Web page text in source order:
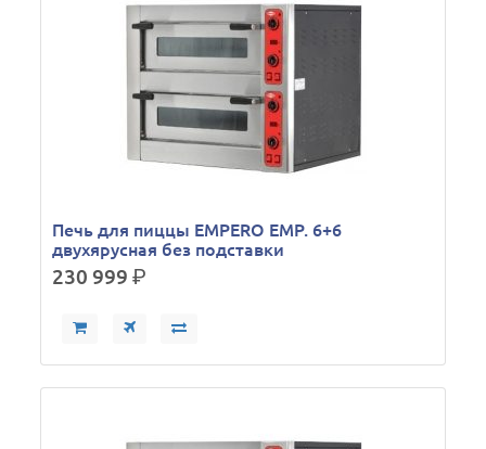
Печь для пиццы EMPERO EMP. 6+6
двухярусная без подставки
230 999р.